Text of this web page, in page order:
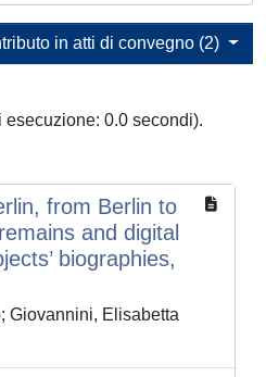
in atti di convegno (2)
esecuzione: 0.0 secondi).
from Berlin to
and digital
biographies,
Giovannini, Elisabetta